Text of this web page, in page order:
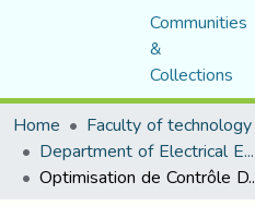
Communities
&
Collections
Home
Faculty of technology
Department of Electrical Engineering
Optimisation de Contrôle DTC du Moteur à